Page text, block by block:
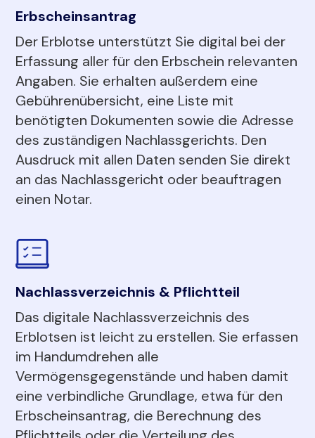
Erbscheinsantrag
Der Erblotse unterstützt Sie digital bei der
Erfassung aller für den Erbschein relevanten
Angaben. Sie erhalten außerdem eine
Gebührenübersicht, eine Liste mit
benötigten Dokumenten sowie die Adresse
des zuständigen Nachlassgerichts. Den
Ausdruck mit allen Daten senden Sie direkt
an das Nachlassgericht oder beauftragen
einen Notar.
Nachlassverzeichnis & Pflichtteil
Das digitale Nachlassverzeichnis des
Erblotsen ist leicht zu erstellen. Sie erfassen
im Handumdrehen alle
Vermögensgegenstände und haben damit
eine verbindliche Grundlage, etwa für den
Erbscheinsantrag, die Berechnung des